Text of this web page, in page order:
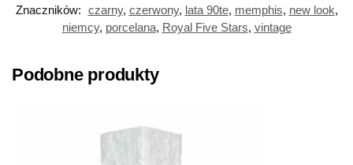
Znaczników: czarny, czerwony, lata 90te, memphis, new look,
niemcy, porcelana, Royal Five Stars, vintage
Podobne produkty